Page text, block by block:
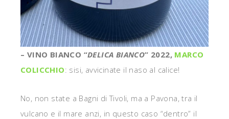
– VINO BIANCO “DELICA BIANCO” 2022, MARCO
COLICCHIO: sisi, avvicinate il naso al calice!
No, non state a Bagni di Tivoli, ma a Pavona, tra il
vulcano e il mare anzi, in questo caso “dentro” il